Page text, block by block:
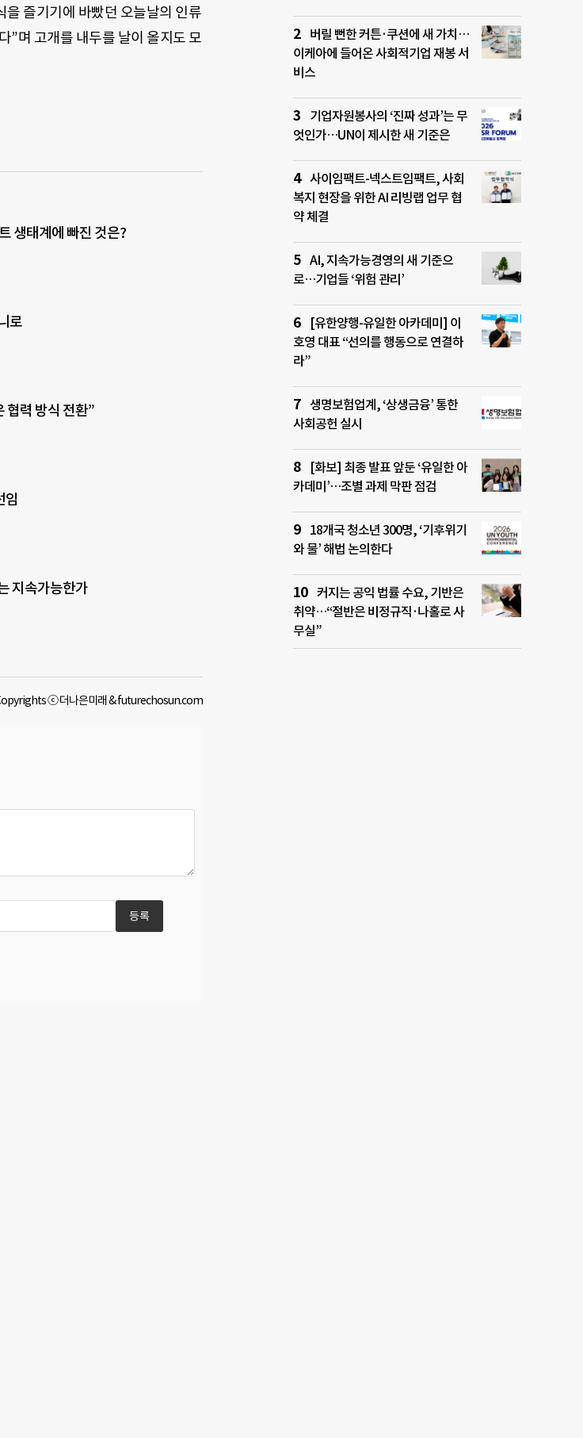
즐기기에 바빴던 오늘날의 인류
”며 고개를 내두를 날이 올지도 모
생태계에 빠진 것은?
로
력 방식 전환”
임
지속가능한가
ⓒ 더나은미래 & futurechosun.com
버릴 뻔한 커튼·쿠션에 새 가치…
이케아에 들어온 사회적기업 재봉 서
비스
기업자원봉사의 ‘진짜 성과’는 무
엇인가…UN이 제시한 새 기준은
사이임팩트-넥스트임팩트, 사회
복지 현장을 위한 AI 리빙랩 업무 협
약 체결
AI, 지속가능경영의 새 기준으
로…기업들 ‘위험 관리’
[유한양행-유일한 아카데미] 이
호영 대표 “선의를 행동으로 연결하
라”
생명보험업계, ‘상생금융’ 통한
사회공헌 실시
[화보] 최종 발표 앞둔 ‘유일한 아
카데미’…조별 과제 막판 점검
18개국 청소년 300명, ‘기후위기
와 물’ 해법 논의한다
커지는 공익 법률 수요, 기반은
취약…“절반은 비정규직·나홀로 사
무실”